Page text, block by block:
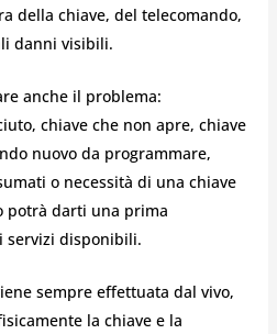
della chiave, del telecomando,
danni visibili.
anche il problema:
chiave che non apre, chiave
nuovo da programmare,
o necessità di una chiave
potrà darti una prima
servizi disponibili.
sempre effettuata dal vivo,
la chiave e la